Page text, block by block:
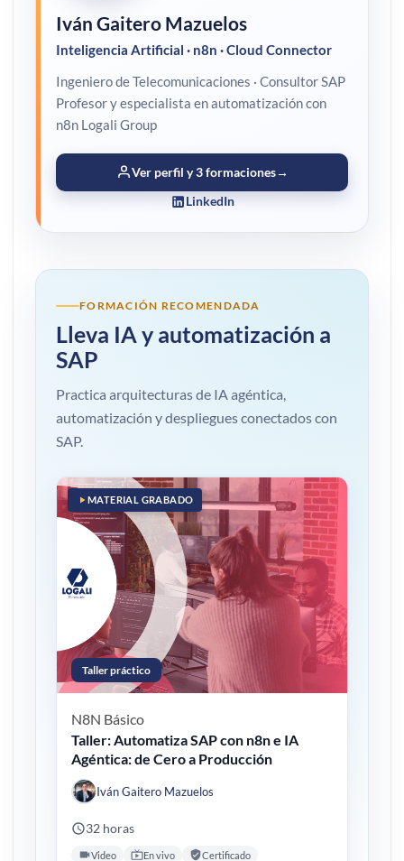
Iván Gaitero Mazuelos
Inteligencia Artificial · n8n · Cloud Connector
Ingeniero de Telecomunicaciones · Consultor SAP
Profesor y especialista en automatización con
n8n Logali Group
Ver perfil y 3 formaciones→
LinkedIn
FORMACIÓN RECOMENDADA
Lleva IA y automatización a
SAP
Practica arquitecturas de IA agéntica,
automatización y despliegues conectados con
SAP.
Taller práctico
MATERIAL GRABADO
N8N Básico
Taller: Automatiza SAP con n8n e IA
Agéntica: de Cero a Producción
Iván Gaitero Mazuelos
32 horas
Video En vivo Certificado